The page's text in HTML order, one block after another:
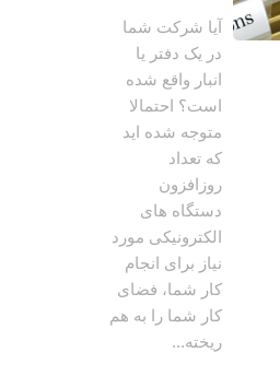
آیا شرکت شما
در یک دفتر یا
انبار واقع شده
است؟ احتمالا
متوجه شده اید
که تعداد
روزافزون
دستگاه های
الکترونیکی مورد
نیاز برای انجام
کار شما، فضای
کار شما را به هم
ریخته...